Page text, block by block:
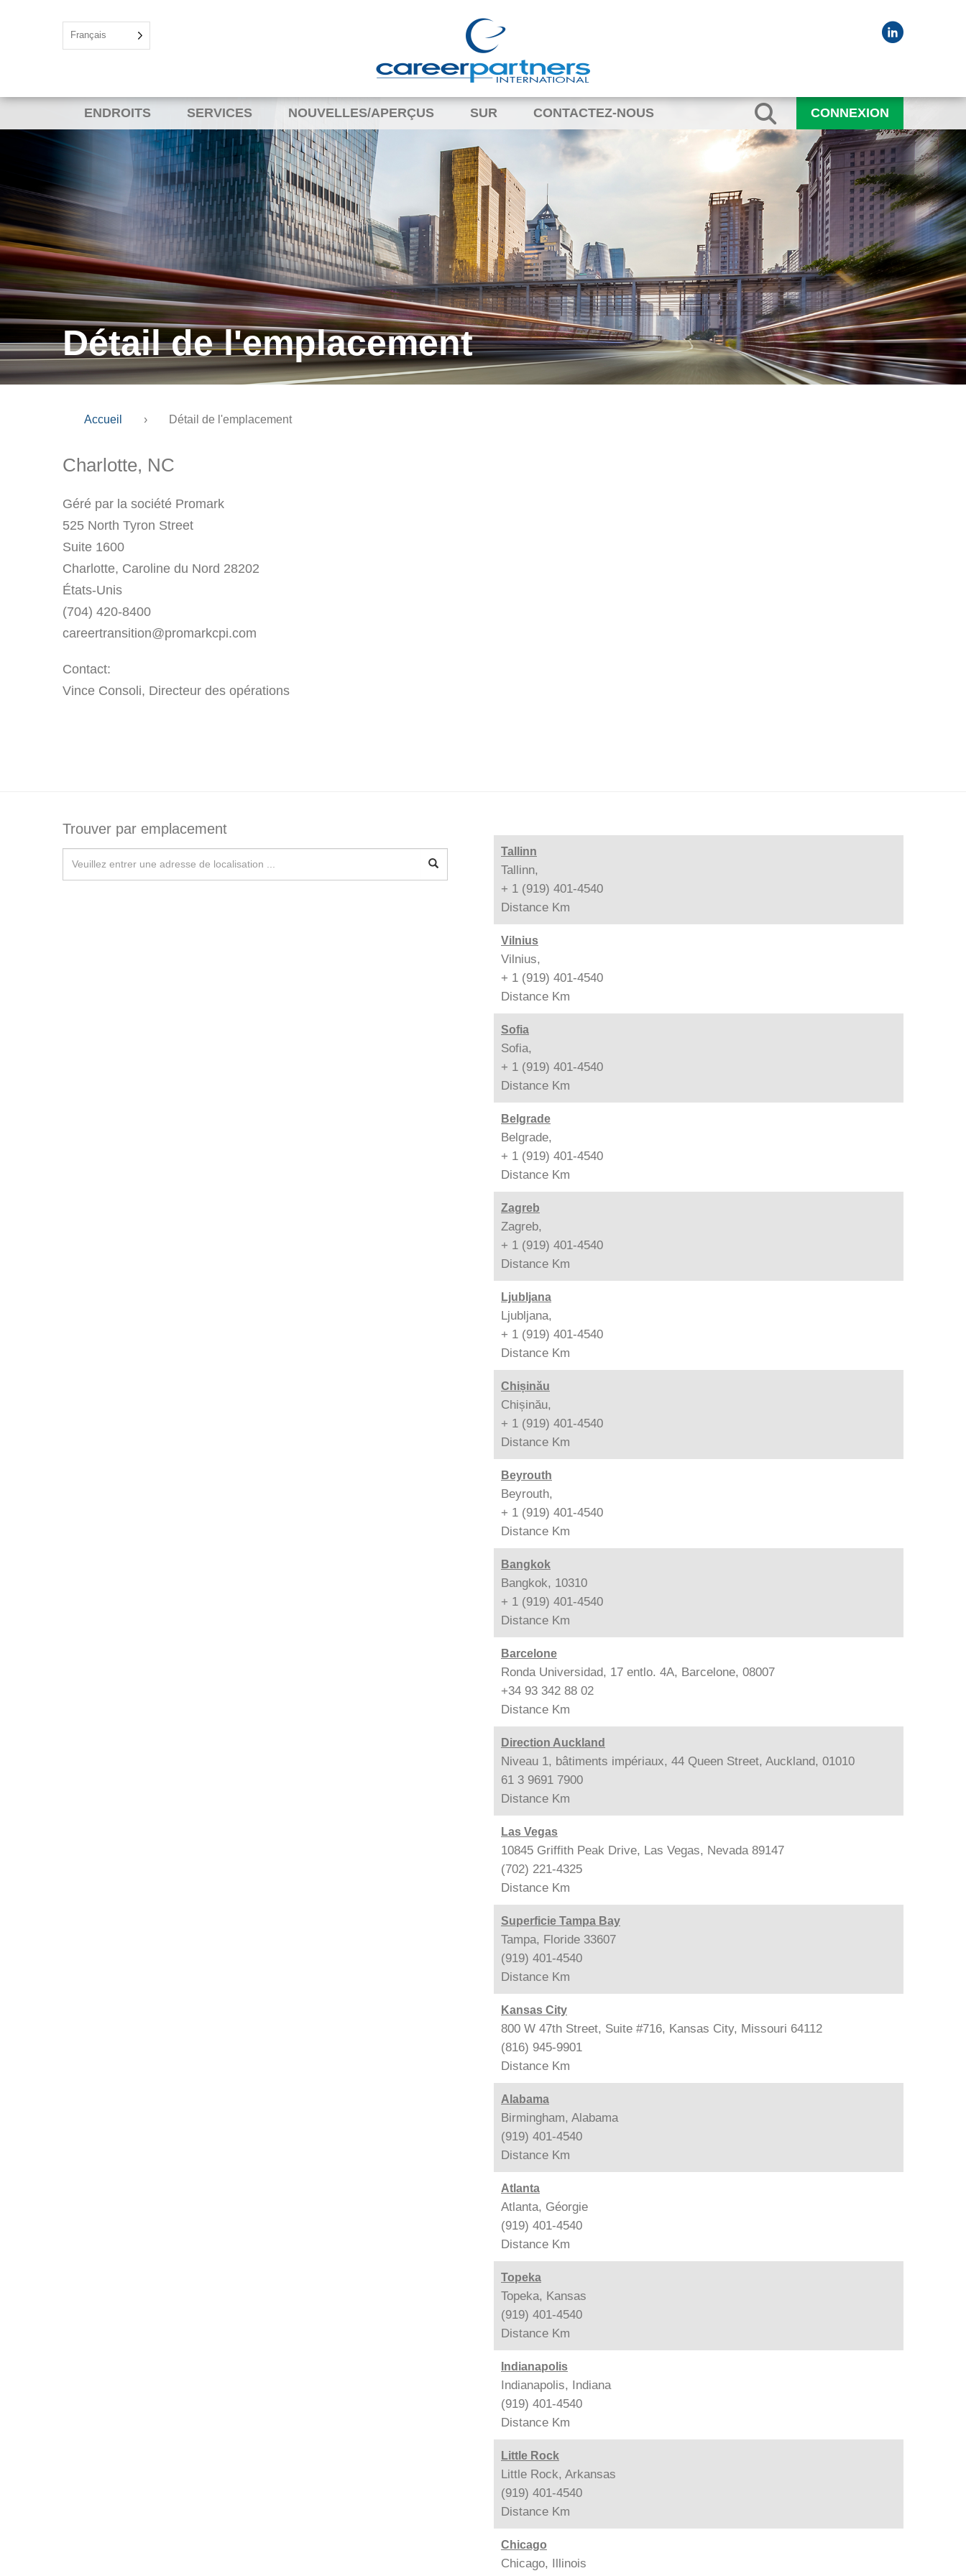
Français
ENDROITS SERVICES NOUVELLES/APERÇUS SUR CONTACTEZ-NOUS CONNEXION
Détail de l'emplacement
Accueil › Détail de l'emplacement
Charlotte, NC
Géré par la société Promark
525 North Tyron Street
Suite 1600
Charlotte, Caroline du Nord 28202
États-Unis
(704) 420-8400
careertransition@promarkcpi.com
Contact:
Vince Consoli, Directeur des opérations
Trouver par emplacement
Tallinn
Tallinn,
+ 1 (919) 401-4540
Distance Km
Vilnius
Vilnius,
+ 1 (919) 401-4540
Distance Km
Sofia
Sofia,
+ 1 (919) 401-4540
Distance Km
Belgrade
Belgrade,
+ 1 (919) 401-4540
Distance Km
Zagreb
Zagreb,
+ 1 (919) 401-4540
Distance Km
Ljubljana
Ljubljana,
+ 1 (919) 401-4540
Distance Km
Chișinău
Chișinău,
+ 1 (919) 401-4540
Distance Km
Beyrouth
Beyrouth,
+ 1 (919) 401-4540
Distance Km
Bangkok
Bangkok, 10310
+ 1 (919) 401-4540
Distance Km
Barcelone
Ronda Universidad, 17 entlo. 4A, Barcelone, 08007
+34 93 342 88 02
Distance Km
Direction Auckland
Niveau 1, bâtiments impériaux, 44 Queen Street, Auckland, 01010
61 3 9691 7900
Distance Km
Las Vegas
10845 Griffith Peak Drive, Las Vegas, Nevada 89147
(702) 221-4325
Distance Km
Superficie Tampa Bay
Tampa, Floride 33607
(919) 401-4540
Distance Km
Kansas City
800 W 47th Street, Suite #716, Kansas City, Missouri 64112
(816) 945-9901
Distance Km
Alabama
Birmingham, Alabama
(919) 401-4540
Distance Km
Atlanta
Atlanta, Géorgie
(919) 401-4540
Distance Km
Topeka
Topeka, Kansas
(919) 401-4540
Distance Km
Indianapolis
Indianapolis, Indiana
(919) 401-4540
Distance Km
Little Rock
Little Rock, Arkansas
(919) 401-4540
Distance Km
Chicago
Chicago, Illinois